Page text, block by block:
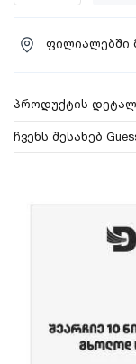
ფილიალებში
პროდუქტის
ჩვენს შესახებ